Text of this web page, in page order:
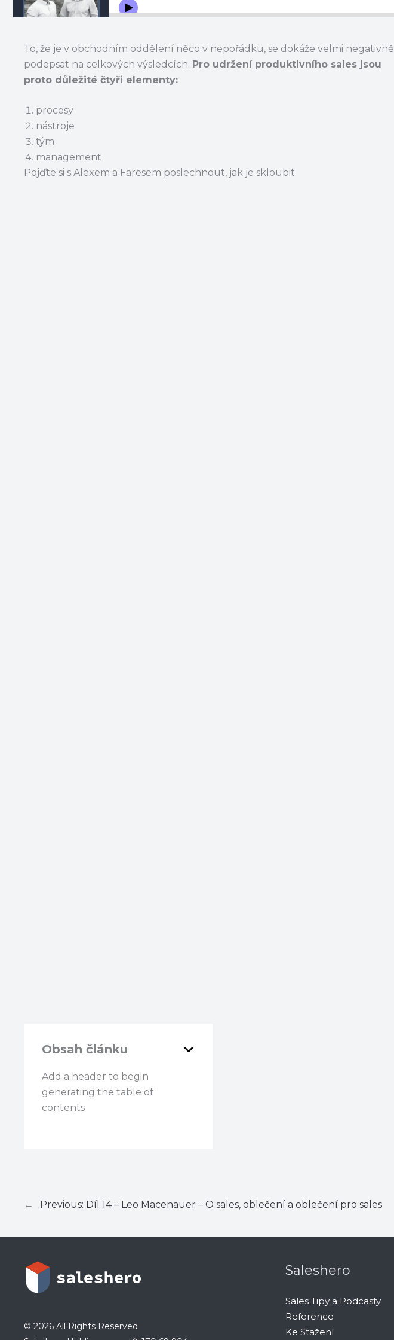
To, že je v obchodním oddělení něco v nepořádku, se dokáže velmi negativně
podepsat na celkových výsledcích. Pro udržení produktivního sales jsou
proto důležité čtyři elementy:
procesy
nástroje
tým
management
Pojďte si s Alexem a Faresem poslechnout, jak je skloubit.
Obsah článku
Add a header to begin
generating the table of
contents
← Previous: Díl 14 – Leo Macenauer – O sales, oblečení a oblečení pro sales
© 2026 All Rights Reserved
Saleshero
Sales Tipy a Podcasty
Reference
Ke Stažení